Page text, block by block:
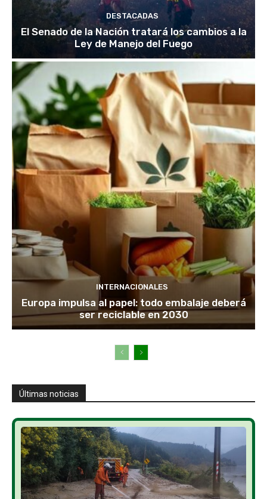
DESTACADAS
El Senado de la Nación tratará los cambios a la
Ley de Manejo del Fuego
INTERNACIONALES
Europa impulsa al papel: todo embalaje deberá
ser reciclable en 2030
Últimas noticias